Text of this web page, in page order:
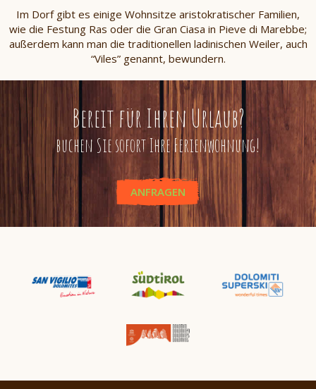
Im Dorf gibt es einige Wohnsitze aristokratischer Familien,
wie die Festung Ras oder die Gran Ciasa in Pieve di Marebbe;
außerdem kann man die traditionellen ladinischen Weiler, auch
“Viles” genannt, bewundern.
Bereit für Ihren Urlaub?
buchen Sie sofort Ihre Ferienwohnung!
ANFRAGEN